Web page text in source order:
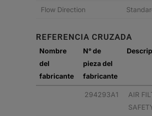
Flow Direction
REFERENCIA CRUZADA
Nombre
del
fabricante
N° de
pieza del
fabricante
294293A1
AIR